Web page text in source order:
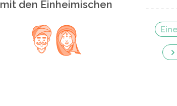
mit den Einheimischen